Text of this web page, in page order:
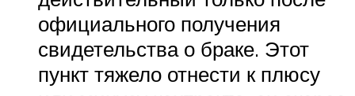
официального получения
свидетельства о браке. Этот
пункт тяжело отнести к плюсу